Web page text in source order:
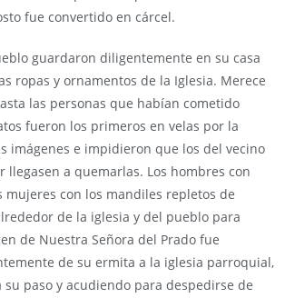
fue convertido en cárcel.
guardaron diligentemente en su casa
ropas y ornamentos de la Iglesia. Merece
las personas que habían cometido
fueron los primeros en velas por la
imágenes e impidieron que los del vecino
llegasen a quemarlas. Los hombres con
mujeres con los mandiles repletos de
de la iglesia y del pueblo para
de Nuestra Señora del Prado fue
de su ermita a la iglesia parroquial,
paso y acudiendo para despedirse de